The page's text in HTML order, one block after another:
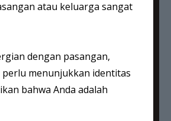
atau keluarga sangat
dengan pasangan,
perlu menunjukkan identitas
bahwa Anda adalah